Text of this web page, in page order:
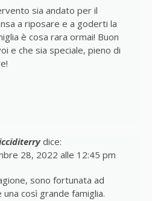
sia andato per il
a riposare e a goderti la
è cosa rara ormai! Buon
e che sia speciale, pieno di
dice:
28, 2022 alle 12:45 pm
sono fortunata ad
una così grande famiglia.